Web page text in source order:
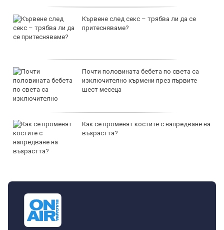
Кървене след секс – трябва ли да се
притесняваме?
Почти половината бебета по света са
изключително кърмени през първите
шест месеца
Как се променят костите с напредване на
възрастта?